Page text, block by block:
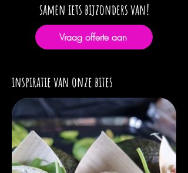
samen iets bijzonders van!
Vraag offerte aan
inspiratie van onze bites